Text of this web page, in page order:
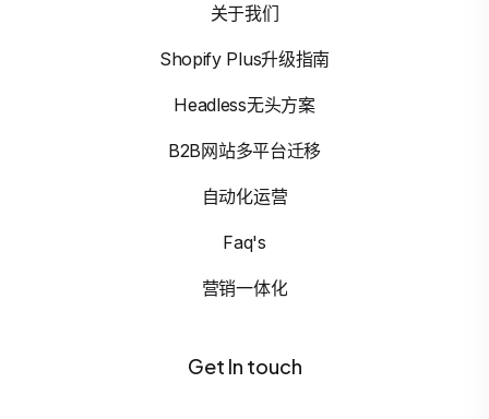
关于我们
Shopify Plus升级指南
Headless无头方案
B2B网站多平台迁移
自动化运营
Faq's
营销一体化
Get In touch